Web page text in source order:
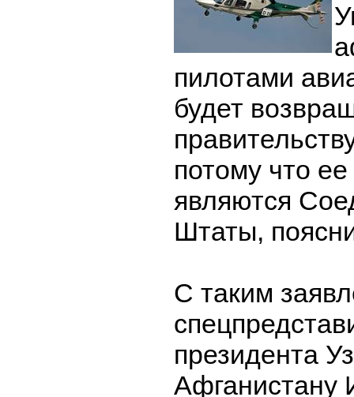
пилотами
будет
потому что
являются
Штаты,
С таким
президента
Афганистану